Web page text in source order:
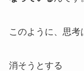
このように、思考
消そうとする